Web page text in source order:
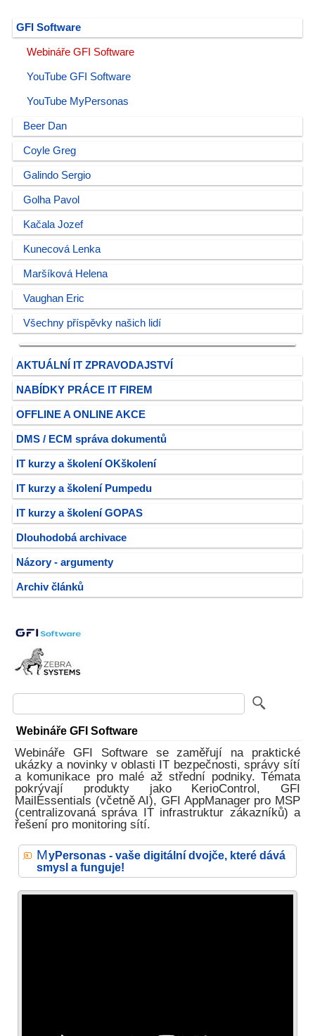
GFI Software
Webináře GFI Software
YouTube GFI Software
YouTube MyPersonas
Beer Dan
Coyle Greg
Galindo Sergio
Golha Pavol
Kačala Jozef
Kunecová Lenka
Maršíková Helena
Vaughan Eric
Všechny příspěvky našich lidí
AKTUÁLNÍ IT ZPRAVODAJSTVÍ
NABÍDKY PRÁCE IT FIREM
OFFLINE A ONLINE AKCE
DMS / ECM správa dokumentů
IT kurzy a školení OKškolení
IT kurzy a školení Pumpedu
IT kurzy a školení GOPAS
Dlouhodobá archivace
Názory - argumenty
Archiv článků
Webináře GFI Software
Webináře GFI Software se zaměřují na praktické
ukázky a novinky v oblasti IT bezpečnosti, správy sítí
a komunikace pro malé až střední podniky. Témata
pokrývají produkty jako KerioControl, GFI
MailEssentials (včetně AI), GFI AppManager pro MSP
(centralizovaná správa IT infrastruktur zákazníků) a
řešení pro monitoring sítí.
MyPersonas - vaše digitální dvojče, které dává
smysl a funguje!